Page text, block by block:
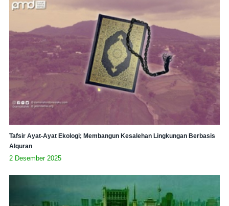
Tafsir Ayat-Ayat Ekologi; Membangun Kesalehan Lingkungan Berbasis
Alquran
2 Desember 2025